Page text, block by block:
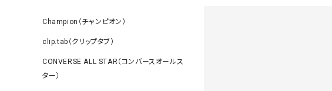
Champion（チャンピオン）
clip.tab（クリップタブ）
CONVERSE ALL STAR（コンバースオールス
ター）